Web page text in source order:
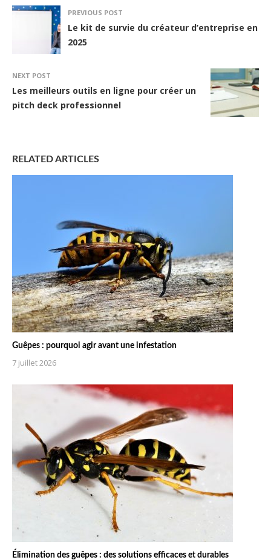
PREVIOUS POST
Le kit de survie du créateur d’entreprise en
2025
NEXT POST
Les meilleurs outils en ligne pour créer un
pitch deck professionnel
RELATED ARTICLES
Guêpes : pourquoi agir avant une infestation
7 juillet 2026
Élimination des guêpes : des solutions efficaces et durables